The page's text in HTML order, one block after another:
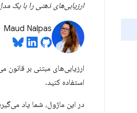
ارزیابی‌های ذهنی را با یک
Maud Nalpas
ارزیابی‌های مبتنی بر قانون
استفاده کنید.
در این ماژول، شما یاد